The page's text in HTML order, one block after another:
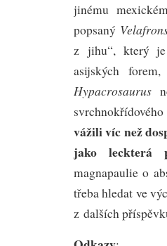
jinému
popsaný
z jihu“, který je
asijských
Hypacrosaurus
vážili víc než
jako leckterá
magnapaulie o
třeba hledat ve
z dalších